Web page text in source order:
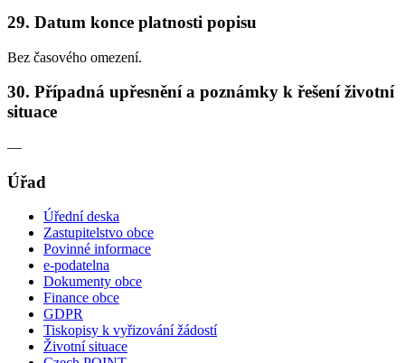
29. Datum konce platnosti popisu
Bez časového omezení.
30. Případná upřesnění a poznámky k řešení životní
situace
—
Úřad
Úřední deska
Zastupitelstvo obce
Povinné informace
e-podatelna
Dokumenty obce
Finance obce
GDPR
Tiskopisy k vyřizování žádostí
Životní situace